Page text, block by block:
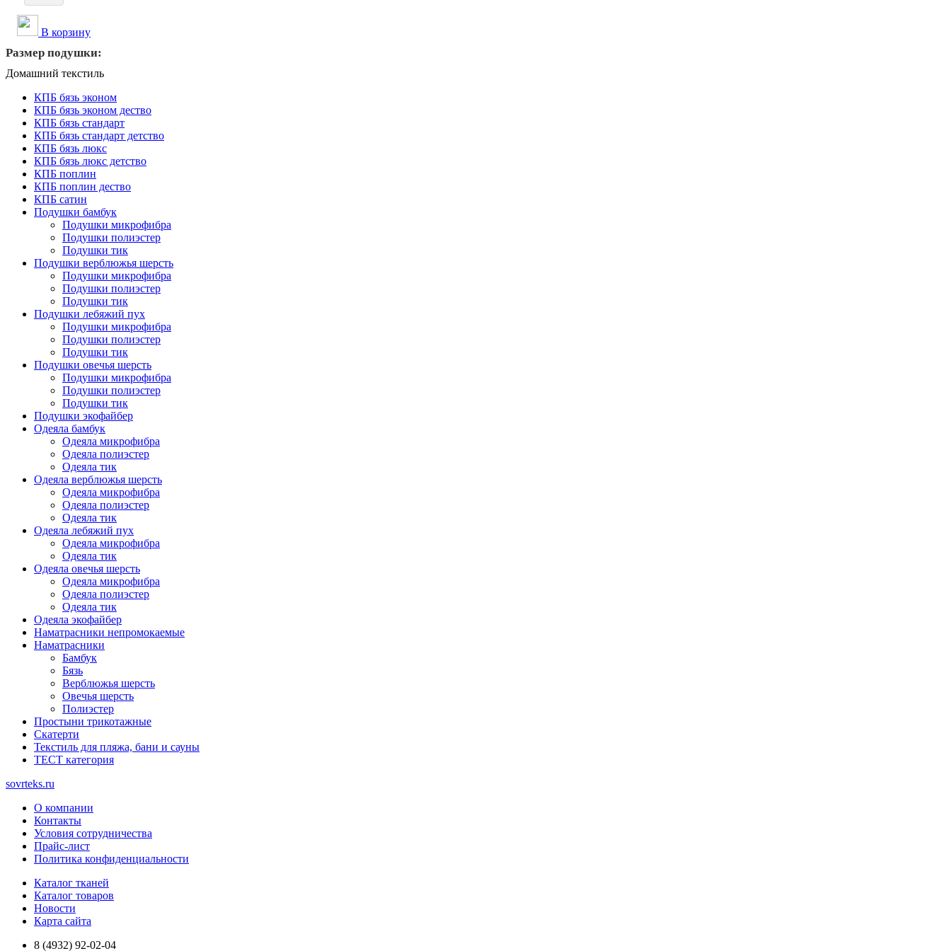
В корзину
Размер подушки:
Домашний текстиль
КПБ бязь эконом
КПБ бязь эконом дество
КПБ бязь стандарт
КПБ бязь стандарт детство
КПБ бязь люкс
КПБ бязь люкс детство
КПБ поплин
КПБ поплин дество
КПБ сатин
Подушки бамбук
Подушки микрофибра
Подушки полиэстер
Подушки тик
Подушки верблюжья шерсть
Подушки микрофибра
Подушки полиэстер
Подушки тик
Подушки лебяжий пух
Подушки микрофибра
Подушки полиэстер
Подушки тик
Подушки овечья шерсть
Подушки микрофибра
Подушки полиэстер
Подушки тик
Подушки экофайбер
Одеяла бамбук
Одеяла микрофибра
Одеяла полиэстер
Одеяла тик
Одеяла верблюжья шерсть
Одеяла микрофибра
Одеяла полиэстер
Одеяла тик
Одеяла лебяжий пух
Одеяла микрофибра
Одеяла тик
Одеяла овечья шерсть
Одеяла микрофибра
Одеяла полиэстер
Одеяла тик
Одеяла экофайбер
Наматрасники непромокаемые
Наматрасники
Бамбук
Бязь
Верблюжья шерсть
Овечья шерсть
Полиэстер
Простыни трикотажные
Скатерти
Текстиль для пляжа, бани и сауны
ТЕСТ категория
sovrteks.ru
О компании
Контакты
Условия сотрудничества
Прайс-лист
Политика конфиденциальности
Каталог тканей
Каталог товаров
Новости
Карта сайта
8 (4932) 92-02-04